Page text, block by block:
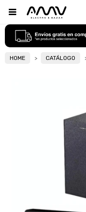

HOME CATÁLOGO